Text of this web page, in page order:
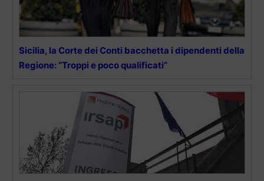
Sicilia, la Corte dei Conti bacchetta i dipendenti della
Regione: “Troppi e poco qualificati”